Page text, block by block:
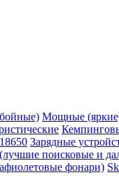
Мощные
Зарядные
поисковые и
фонари)